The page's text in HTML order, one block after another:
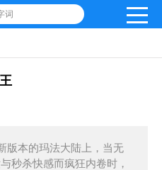
词
本的玛法大陆上，当无
秒杀快感而疯狂内卷时，